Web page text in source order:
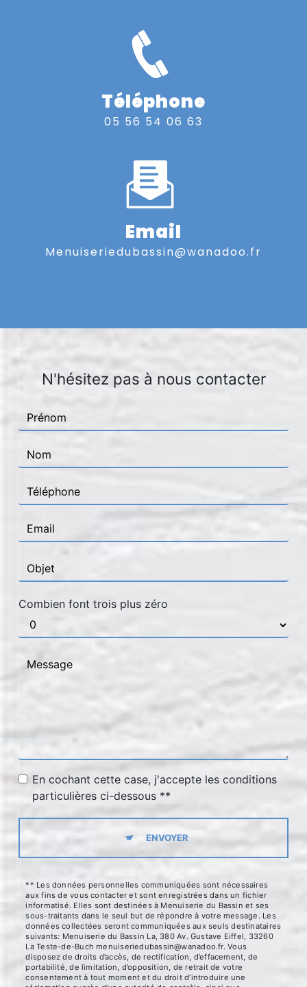
Téléphone
05 56 54 06 63
Email
menuiseriedubassin@wanadoo.fr
N'hésitez pas à nous contacter
Combien font trois plus zéro
En cochant cette case, j'accepte les conditions
particulières ci-dessous **
ENVOYER
** Les données personnelles communiquées sont nécessaires
aux fins de vous contacter et sont enregistrées dans un fichier
informatisé. Elles sont destinées à Menuiserie du Bassin et ses
sous-traitants dans le seul but de répondre à votre message. Les
données collectées seront communiquées aux seuls destinataires
suivants: Menuiserie du Bassin La, 380 Av. Gustave Eiffel, 33260
La Teste-de-Buch menuiseriedubassin@wanadoo.fr. Vous
disposez de droits d’accès, de rectification, d’effacement, de
portabilité, de limitation, d’opposition, de retrait de votre
consentement à tout moment et du droit d’introduire une